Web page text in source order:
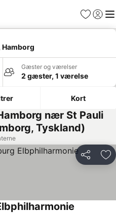
Favoritter
Log ind
Hamborg
Gæster og værelser
2 gæster, 1 værelse
Kort
nær St Pauli
Tyskland)
Del